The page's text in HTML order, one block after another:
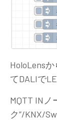
HoloLens
てDALIで
MQTT INノ
ク”/KNX/